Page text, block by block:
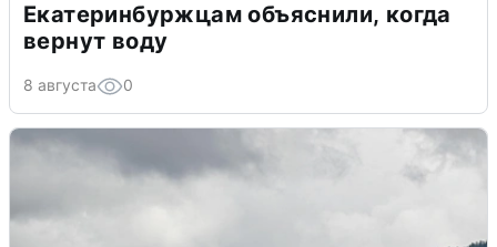
Екатеринбуржцам объяснили, когда
вернут воду
8 августа 0